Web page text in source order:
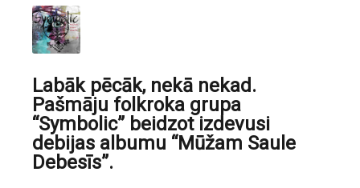
Labāk pēcāk, nekā nekad.
Pašmāju folkroka grupa
“Symbolic” beidzot izdevusi
debijas albumu “Mūžam Saule
Debesīs”.